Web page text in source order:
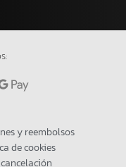
y reembolsos
de cookies